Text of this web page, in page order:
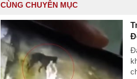
CÙNG CHUYÊN MỤC